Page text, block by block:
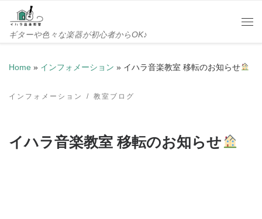
Skip to content
ギターや色々な楽器が初心者からOK♪
Home » インフォメーション » イハラ音楽教室 移転のお知らせ
インフォメーション 教室ブログ
イハラ音楽教室 移転のお知らせ